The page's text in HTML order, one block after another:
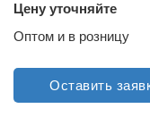
Цену уточняйте
Оптом и в розницу
Оставить